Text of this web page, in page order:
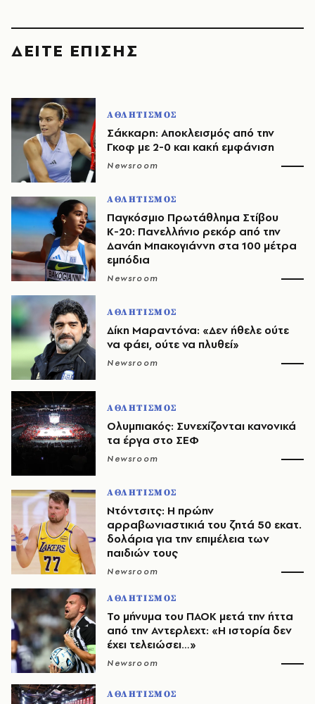
ΔΕΙΤΕ ΕΠΙΣΗΣ
ΑΘΛΗΤΙΣΜΟΣ
Σάκκαρη: Αποκλεισμός από την
Γκοφ με 2-0 και κακή εμφάνιση
Newsroom
ΑΘΛΗΤΙΣΜΟΣ
Παγκόσμιο Πρωτάθλημα Στίβου
Κ-20: Πανελλήνιο ρεκόρ από την
Δανάη Μπακογιάννη στα 100 μέτρα
εμπόδια
Newsroom
ΑΘΛΗΤΙΣΜΟΣ
Δίκη Μαραντόνα: «Δεν ήθελε ούτε
να φάει, ούτε να πλυθεί»
Newsroom
ΑΘΛΗΤΙΣΜΟΣ
Ολυμπιακός: Συνεχίζονται κανονικά
τα έργα στο ΣΕΦ
Newsroom
ΑΘΛΗΤΙΣΜΟΣ
Ντόντσιτς: Η πρώην
αρραβωνιαστικιά του ζητά 50 εκατ.
δολάρια για την επιμέλεια των
παιδιών τους
Newsroom
ΑΘΛΗΤΙΣΜΟΣ
Το μήνυμα του ΠΑΟΚ μετά την ήττα
από την Αντερλεχτ: «Η ιστορία δεν
έχει τελειώσει…»
Newsroom
ΑΘΛΗΤΙΣΜΟΣ